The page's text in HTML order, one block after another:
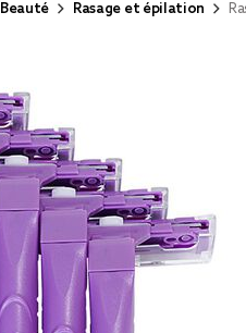
Beauté Rasage et épilation